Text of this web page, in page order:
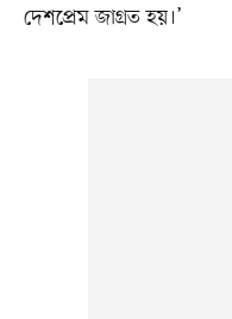
দেশপ্রেম জাগ্রত হয়।’